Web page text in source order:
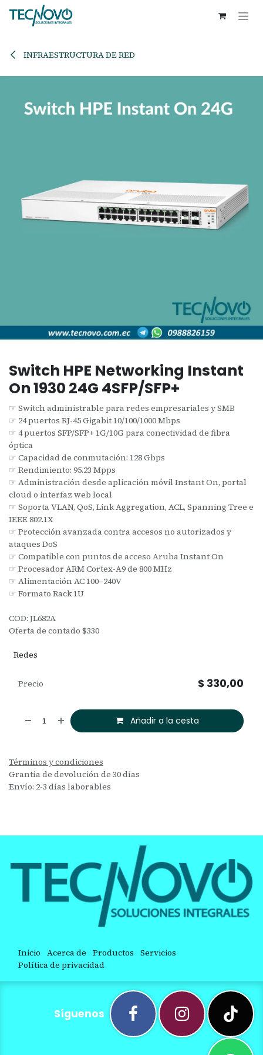
Ir al contenido
INFRAESTRUCTURA DE RED
Switch HPE Networking Instant
On 1930 24G 4SFP/SFP+
☞ Switch administrable para redes empresariales y SMB
☞ 24 puertos RJ-45 Gigabit 10/100/1000 Mbps
☞ 4 puertos SFP/SFP+ 1G/10G para conectividad de fibra
óptica
☞ Capacidad de conmutación: 128 Gbps
☞ Rendimiento: 95.23 Mpps
☞ Administración desde aplicación móvil Instant On, portal
cloud o interfaz web local
☞ Soporta VLAN, QoS, Link Aggregation, ACL, Spanning Tree e
IEEE 802.1X
☞ Protección avanzada contra accesos no autorizados y
ataques DoS
☞ Compatible con puntos de acceso Aruba Instant On
☞ Procesador ARM Cortex-A9 de 800 MHz
☞ Alimentación AC 100–240V
☞ Formato Rack 1U
COD: JL682A
Oferta de contado $330
Redes
Añadir a la cesta
Precio $ 330,00
Términos y condiciones
Grantía de devolución de 30 días
Envío: 2-3 días laborables
Inicio Acerca de Productos Servicios
Política de privacidad
Síguenos